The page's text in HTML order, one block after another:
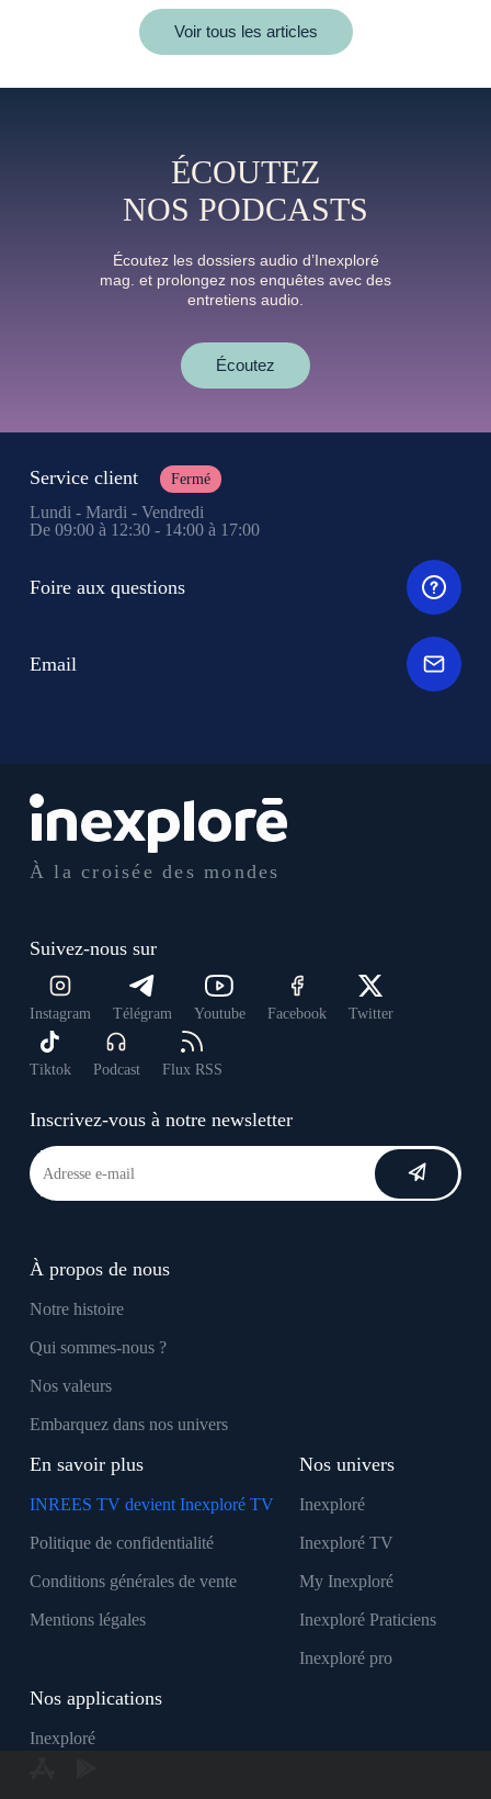
Voir tous les articles
ÉCOUTEZ
NOS PODCASTS
Écoutez les dossiers audio d’Inexploré
mag. et prolongez nos enquêtes avec des
entretiens audio.
Écoutez
À la croisée des mondes
Suivez-nous sur
Instagram Télégram Youtube Facebook Twitter
Tiktok Podcast Flux RSS
Inscrivez-vous à notre newsletter
À propos de nous
Notre histoire
Qui sommes-nous ?
Nos valeurs
Embarquez dans nos univers
En savoir plus
INREES TV devient Inexploré TV
Politique de confidentialité
Conditions générales de vente
Mentions légales
Nos univers
Inexploré
Inexploré TV
My Inexploré
Inexploré Praticiens
Inexploré pro
Nos applications
Inexploré
Service client Fermé
Lundi - Mardi - Vendredi
De 09:00 à 12:30 - 14:00 à 17:00
Foire aux questions
Email